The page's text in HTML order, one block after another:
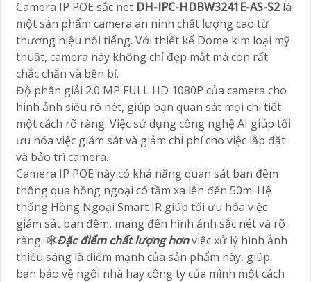
Camera IP POE sắc nét DH-IPC-HDBW3241E-AS-S2là
một sản phẩm camera an ninh chất lượng cao từ
thương hiệu nổi tiếng. Với thiết kế Dome kim loại mỹ
thuật, camera này không chỉ đẹp mắt mà còn rất
chắc chắn và bền bỉ.
Độ phân giải 2.0 MP FULL HD 1080P của camera cho
hình ảnh siêu rõ nét, giúp bạn quan sát mọi chi tiết
một cách rõ ràng. Việc sử dụng công nghệ AI giúp tối
ưu hóa việc giám sát và giảm chi phí cho việc lắp đặt
và bảo trì camera.
Camera IP POE này có khả năng quan sát ban đêm
thông qua hồng ngoại có tầm xa lên đến 50m. Hệ
thống Hồng Ngoại Smart IR giúp tối ưu hóa việc
giám sát ban đêm, mang đến hình ảnh sắc nét và rõ
ràng. 🕸Đặc điểm chất lượng hơnviệc xử lý hình ảnh
thiếu sáng là điểm mạnh của sản phẩm này, giúp
bạn bảo vệ ngôi nhà hay công ty của mình một cách